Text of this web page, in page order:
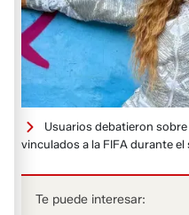
Usuarios debatieron
vinculados a la FIFA durante el
Te puede interesar: